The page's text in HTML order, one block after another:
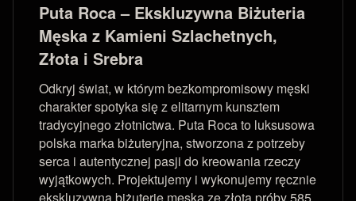
Puta Roca – Ekskluzywna Biżuteria
Męska z Kamieni Szlachetnych,
Złota i Srebra
Odkryj świat, w którym bezkompromisowy męski
charakter spotyka się z elitarnym kunsztem
tradycyjnego złotnictwa. Puta Roca to luksusowa
polska marka biżuteryjna, stworzona z potrzeby
serca i autentycznej pasji do kreowania rzeczy
wyjątkowych. Projektujemy i wykonujemy ręcznie